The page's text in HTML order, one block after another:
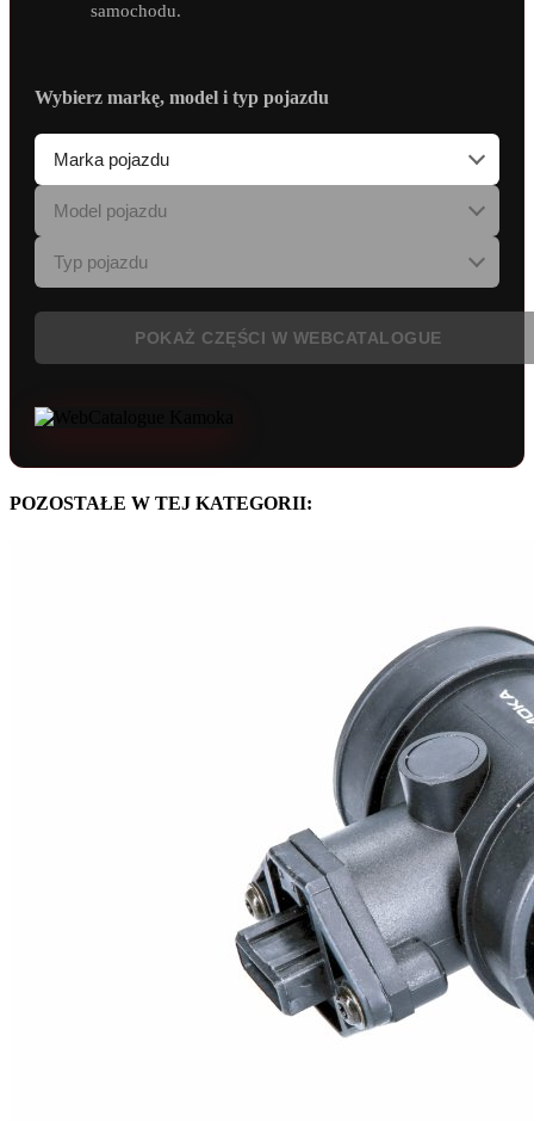
samochodu.
Wybierz markę, model i typ pojazdu
POKAŻ CZĘŚCI W WEBCATALOGUE
POZOSTAŁE W TEJ KATEGORII: